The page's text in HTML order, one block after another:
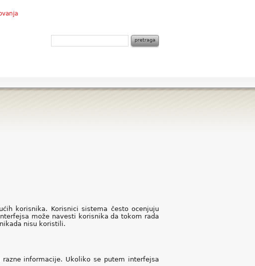
korisnika. Korisnici sistema često ocenjuju
može navesti korisnika da tokom rada
nisu koristili.
informacije. Ukoliko se putem interfejsa